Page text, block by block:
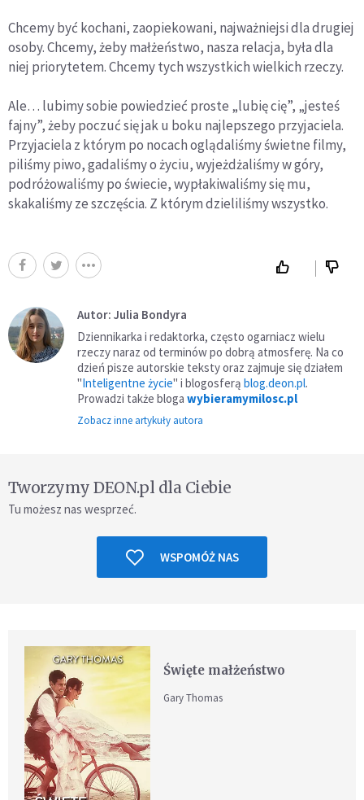
Chcemy być kochani, zaopiekowani, najważniejsi dla drugiej
osoby. Chcemy, żeby małżeństwo, nasza relacja, była dla
niej priorytetem. Chcemy tych wszystkich wielkich rzeczy.
Ale… lubimy sobie powiedzieć proste „lubię cię”, „jesteś
fajny”, żeby poczuć się jak u boku najlepszego przyjaciela.
Przyjaciela z którym po nocach oglądaliśmy świetne filmy,
piliśmy piwo, gadaliśmy o życiu, wyjeżdżaliśmy w góry,
podróżowaliśmy po świecie, wypłakiwaliśmy się mu,
skakaliśmy ze szczęścia. Z którym dzieliliśmy wszystko.
Autor: Julia Bondyra
Dziennikarka i redaktorka, często ogarniacz wielu
rzeczy naraz od terminów po dobrą atmosferę. Na co
dzień pisze autorskie teksty oraz zajmuje się działem
"Inteligentne życie" i blogosferą blog.deon.pl.
Prowadzi także bloga wybieramymilosc.pl
Zobacz inne artykuły autora
Tworzymy DEON.pl dla Ciebie
Tu możesz nas wesprzeć.
WSPOMÓŻ NAS
Święte małżeństwo
Gary Thomas